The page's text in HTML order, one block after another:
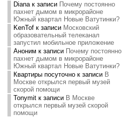
Dianaк записи Почему постоянно
пахнет дымом в микрорайоне
Южный квартал Новые Ватутинки?
KenTofк записи Московский
образовательный телеканал
запустил мобильное приложение
Аноним к записи Почему постоянно
пахнет дымом в микрорайоне
Южный квартал Новые Ватутинки?
Квартиры посуточнок записи В
Москве открылся первый музей
скорой помощи
Tonymitк записи В Москве
открылся первый музей скорой
помощи